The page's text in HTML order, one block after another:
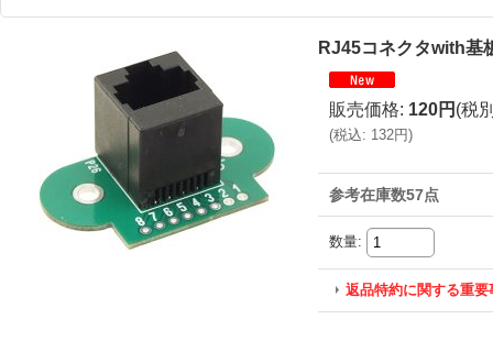
RJ45コネクタwith基
販売価格: 120円 (税
(税込: 132円)
参考在庫数57点
数量:
返品特約に関する重要